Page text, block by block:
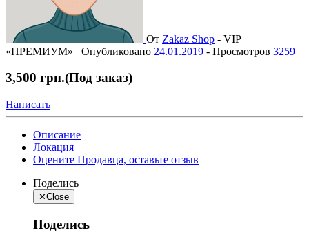
От Zakaz Shop - VIP
«ПРЕМИУМ»
Опубликовано 24.01.2019 - Просмотров 3259
3,500 грн.(Под заказ)
Написать
Описание
Локация
Оцените Продавца, оставьте отзыв
Поделись
✕Close
Поделись